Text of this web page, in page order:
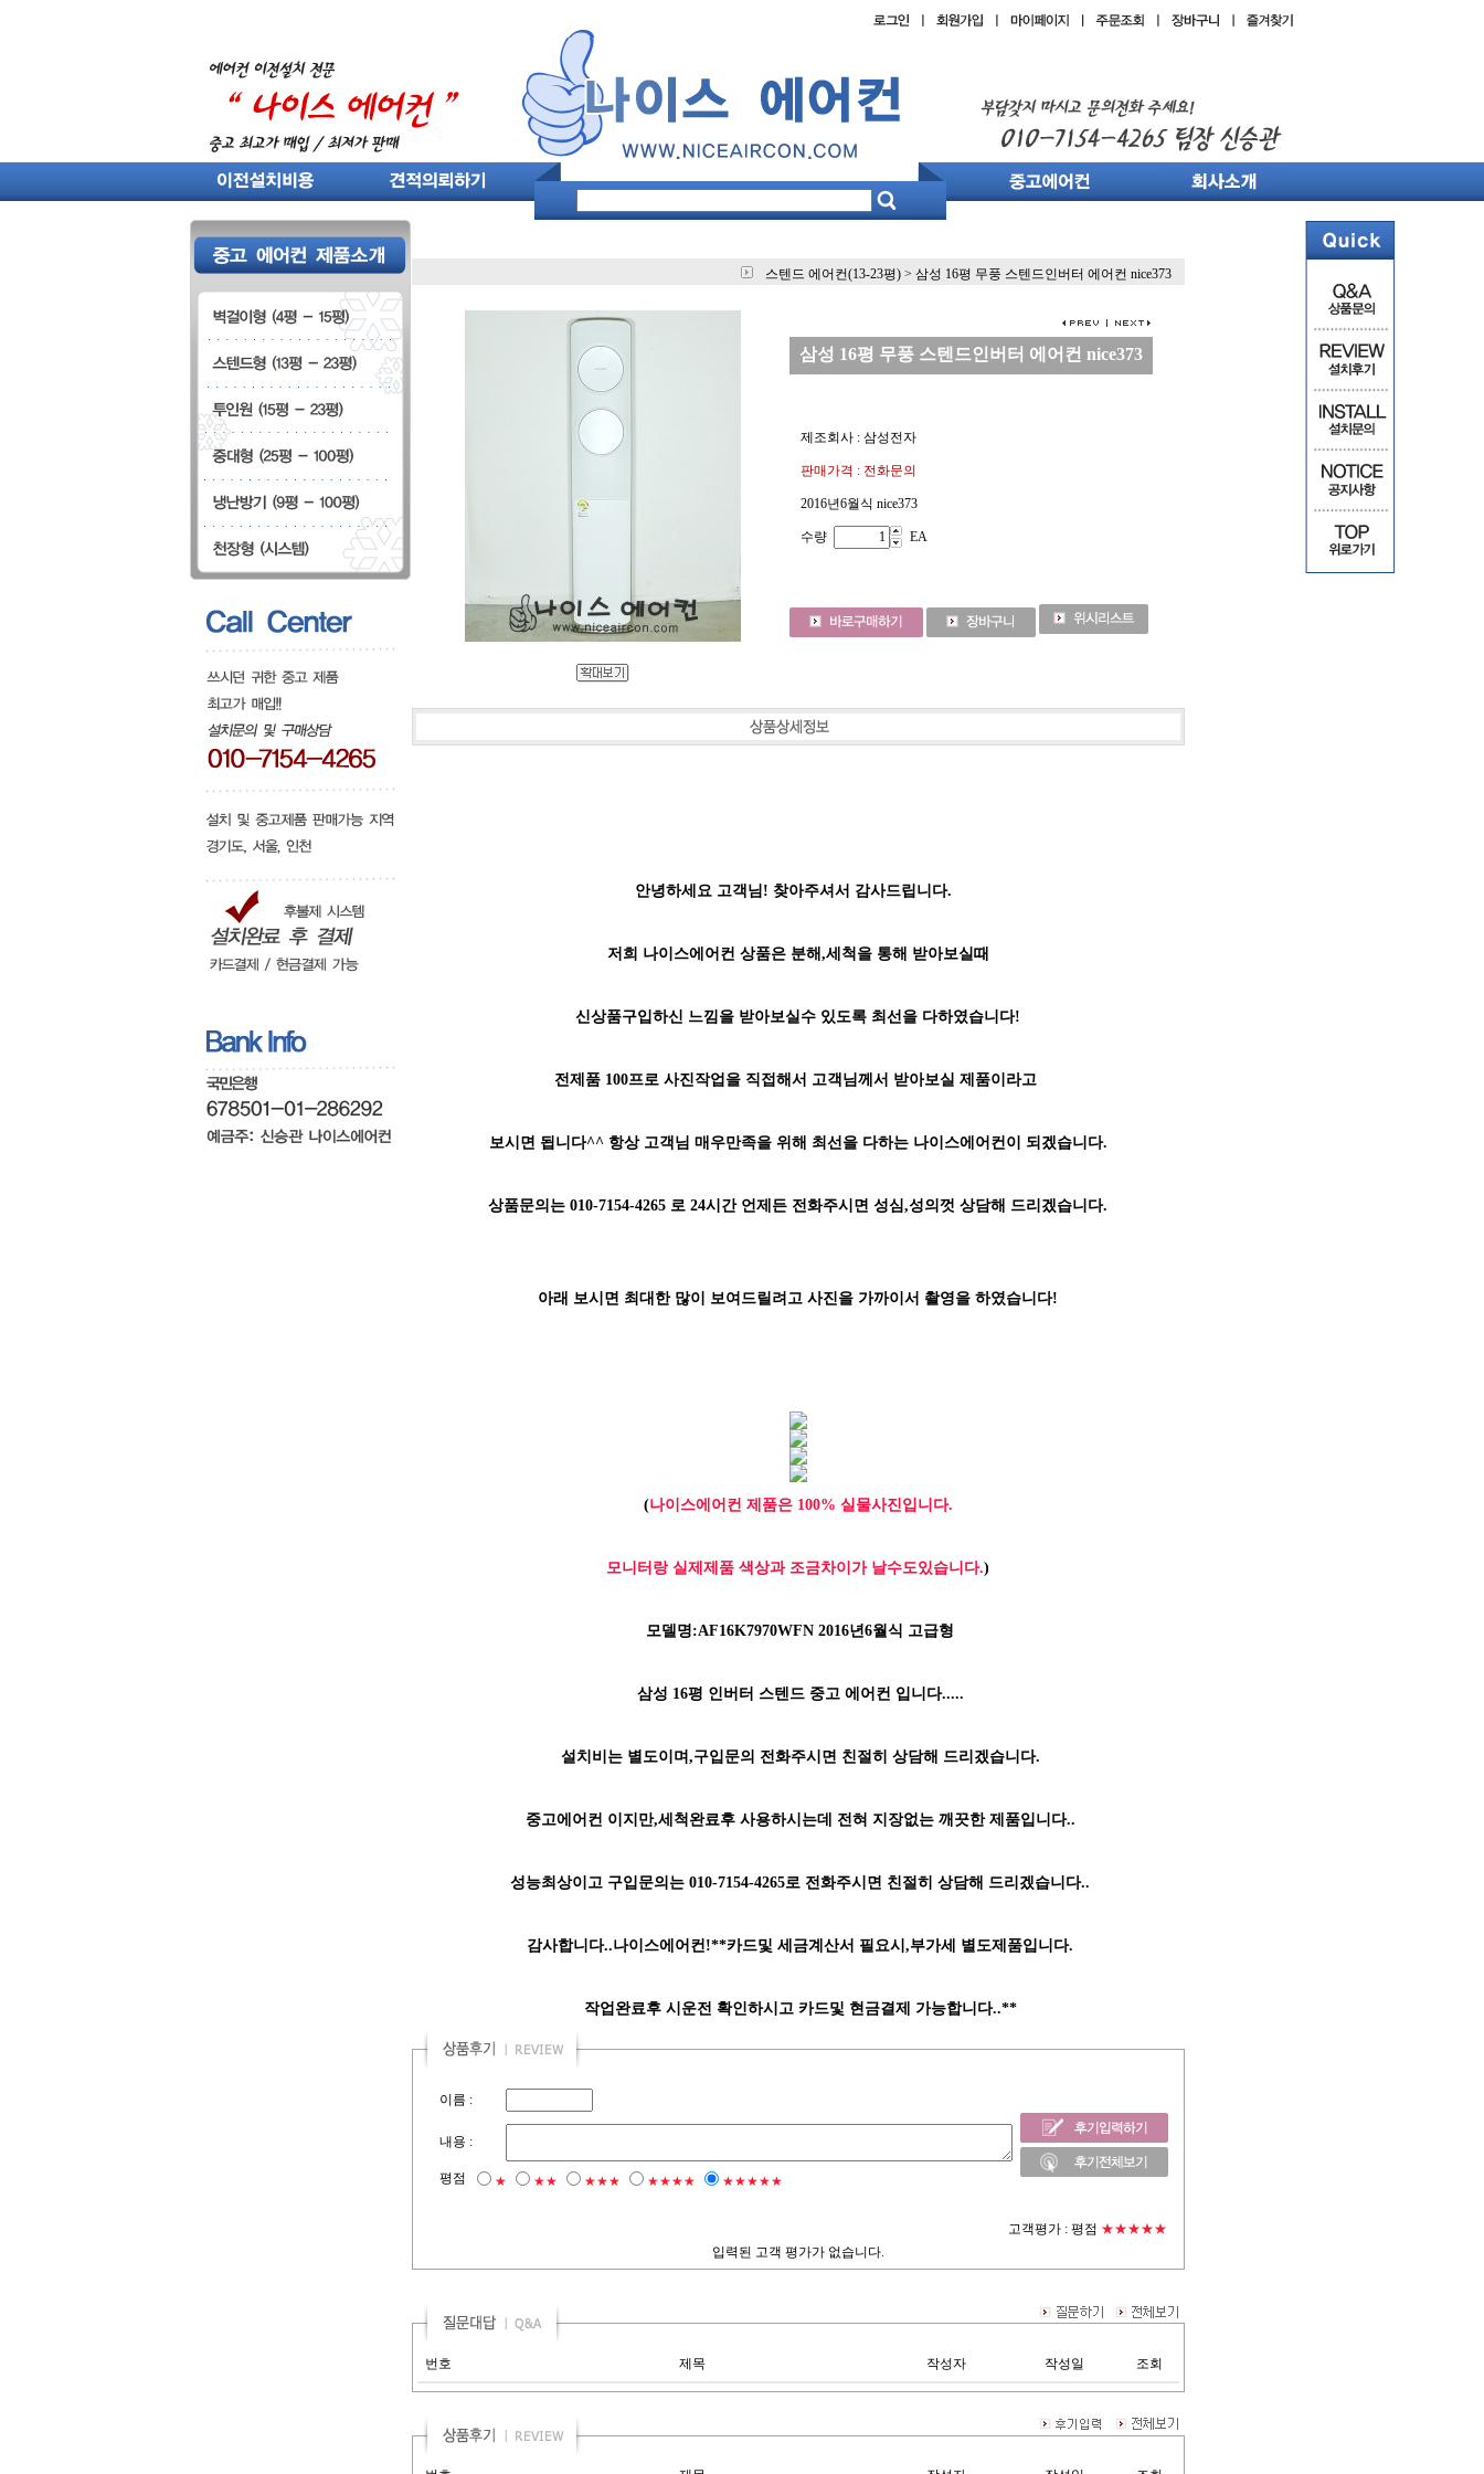
스텐드 에어컨(13-23평) > 삼성 16평 무풍 스텐드인버터 에어컨 nice373
삼성 16평 무풍 스텐드인버터 에어컨 nice373
제조회사 : 삼성전자
판매가격 : 전화문의
2016년6월식 nice373
수량 EA
안녕하세요 고객님! 찾아주셔서 감사드립니다.
저희 나이스에어컨 상품은 분해,세척을 통해 받아보실때
신상품구입하신 느낌을 받아보실수 있도록 최선을 다하였습니다!
전제품 100프로 사진작업을 직접해서 고객님께서 받아보실 제품이라고
보시면 됩니다^^ 항상 고객님 매우만족을 위해 최선을 다하는 나이스에어컨이 되겠습니다.
상품문의는 010-7154-4265 로 24시간 언제든 전화주시면 성심,성의껏 상담해 드리겠습니다.
아래 보시면 최대한 많이 보여드릴려고 사진을 가까이서 촬영을 하였습니다!
(나이스에어컨 제품은 100% 실물사진입니다.
모니터랑 실제제품 색상과 조금차이가 날수도있습니다.)
모델명:AF16K7970WFN 2016년6월식 고급형
삼성 16평 인버터 스텐드 중고 에어컨 입니다.....
설치비는 별도이며,구입문의 전화주시면 친절히 상담해 드리겠습니다.
중고에어컨 이지만,세척완료후 사용하시는데 전혀 지장없는 깨끗한 제품입니다..
성능최상이고 구입문의는 010-7154-4265로 전화주시면 친절히 상담해 드리겠습니다..
감사합니다..나이스에어컨!**카드및 세금계산서 필요시,부가세 별도제품입니다.
작업완료후 시운전 확인하시고 카드및 현금결제 가능합니다..**
이름 :
내용 :
평점 ★ ★★ ★★★ ★★★★ ★★★★★
고객평가 : 평점 ★★★★★
입력된 고객 평가가 없습니다.
번호 제목 작성자 작성일 조회